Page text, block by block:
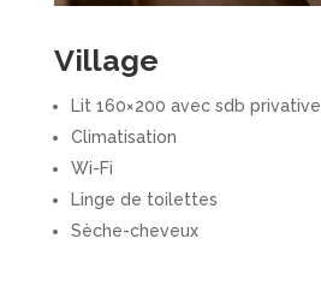
Village
Lit 160×200 avec sdb privative
Climatisation
Wi-Fi
Linge de toilettes
Sèche-cheveux